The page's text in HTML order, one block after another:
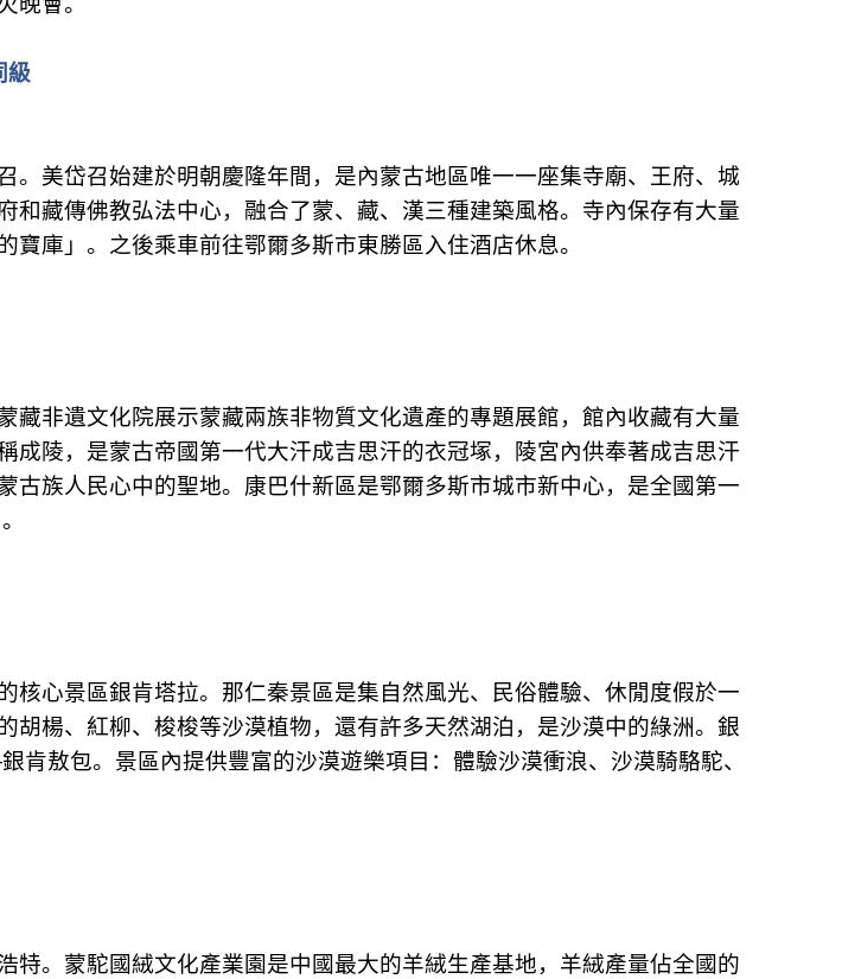
級
美岱召始建於明朝慶隆年間，是內蒙古地區唯一一座集寺廟、王府、城
藏傳佛教弘法中心，融合了蒙、藏、漢三種建築風格。寺內保存有大量
庫」。之後乘車前往鄂爾多斯市東勝區入住酒店休息。
非遺文化院展示蒙藏兩族非物質文化遺產的專題展館，館內收藏有大量
陵，是蒙古帝國第一代大汗成吉思汗的衣冠塚，陵宮內供奉著成吉思汗
族人民心中的聖地。康巴什新區是鄂爾多斯市城市新中心，是全國第一
核心景區銀肯塔拉。那仁秦景區是集自然風光、民俗體驗、休閒度假於一
楊、紅柳、梭梭等沙漠植物，還有許多天然湖泊，是沙漠中的綠洲。銀
銀肯敖包。景區內提供豐富的沙漠遊樂項目：體驗沙漠衝浪、沙漠騎駱駝、
。蒙駝國絨文化產業園是中國最大的羊絨生產基地，羊絨產量佔全國的